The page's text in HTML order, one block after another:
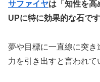
サファイヤは「知性を高
UPに特に効果的な石です
夢や目標に一直線に突
力を引き出すと言われて